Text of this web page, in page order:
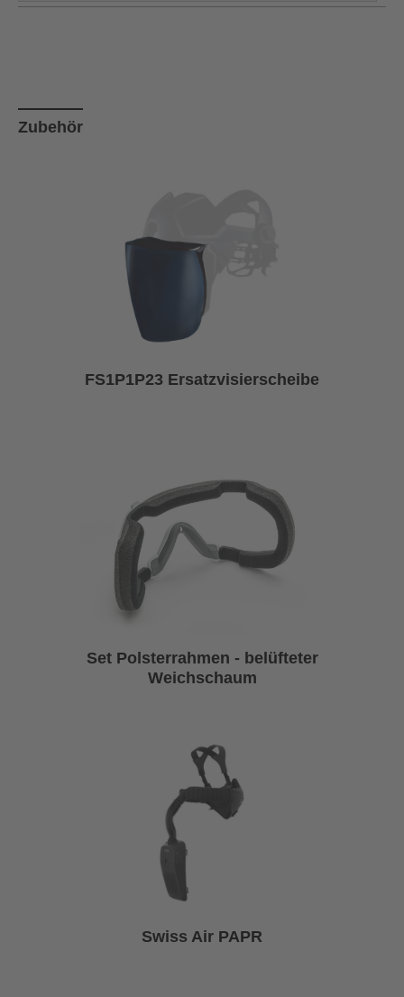
Zubehör
FS1P1P23 Ersatzvisierscheibe
Set Polsterrahmen - belüfteter
Weichschaum
Swiss Air PAPR